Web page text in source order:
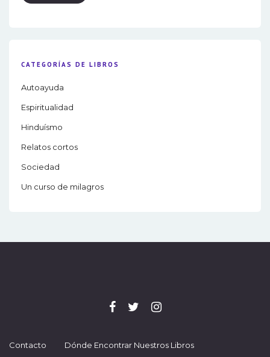
CATEGORÍAS DE LIBROS
Autoayuda
Espiritualidad
Hinduísmo
Relatos cortos
Sociedad
Un curso de milagros
Contacto Dónde Encontrar Nuestros Libros